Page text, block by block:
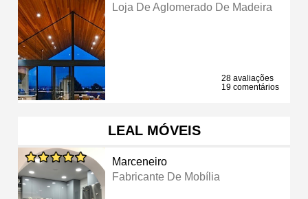
Loja De Aglomerado De Madeira
28 avaliações
19 comentários
LEAL MÓVEIS
Marceneiro
Fabricante De Mobília